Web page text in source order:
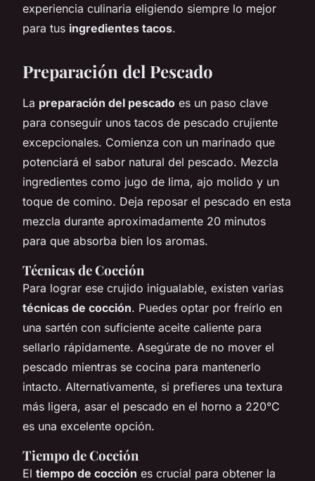
experiencia culinaria eligiendo siempre lo mejor
para tus ingredientes tacos.
Preparación del Pescado
La preparación del pescado es un paso clave
para conseguir unos tacos de pescado crujiente
excepcionales. Comienza con un marinado que
potenciará el sabor natural del pescado. Mezcla
ingredientes como jugo de lima, ajo molido y un
toque de comino. Deja reposar el pescado en esta
mezcla durante aproximadamente 20 minutos
para que absorba bien los aromas.
Técnicas de Cocción
Para lograr ese crujido inigualable, existen varias
técnicas de cocción. Puedes optar por freírlo en
una sartén con suficiente aceite caliente para
sellarlo rápidamente. Asegúrate de no mover el
pescado mientras se cocina para mantenerlo
intacto. Alternativamente, si prefieres una textura
más ligera, asar el pescado en el horno a 220°C
es una excelente opción.
Tiempo de Cocción
El tiempo de cocción es crucial para obtener la